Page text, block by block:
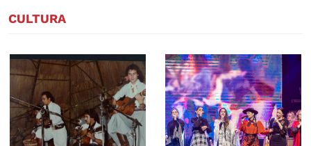
CULTURA